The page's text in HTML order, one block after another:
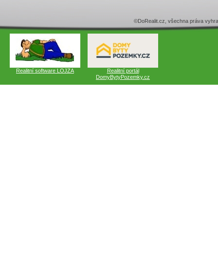
©DoRealit.cz, všechna práva
Realitní software LOJZA
Realitní portál
DomyBytyPozemky.cz